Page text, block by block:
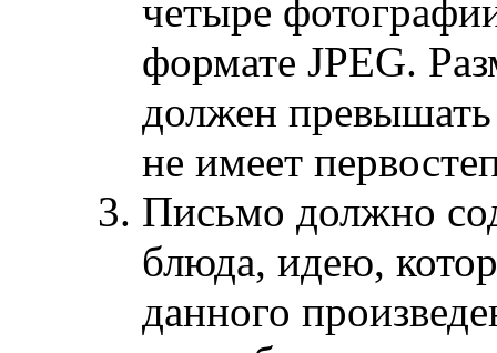
четыре
формате JPEG.
должен
не имеет
Письмо должно
блюда, идею,
данного